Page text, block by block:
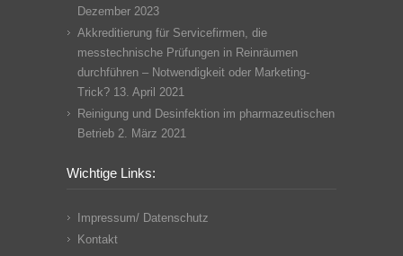
Dezember 2023
Akkreditierung für Servicefirmen, die
messtechnische Prüfungen in Reinräumen
durchführen – Notwendigkeit oder Marketing-
Trick? 13. April 2021
Reinigung und Desinfektion im pharmazeutischen
Betrieb 2. März 2021
Wichtige Links:
Impressum/ Datenschutz
Kontakt